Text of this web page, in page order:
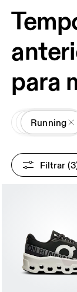
para
AllCalzado
Running
Filtrar